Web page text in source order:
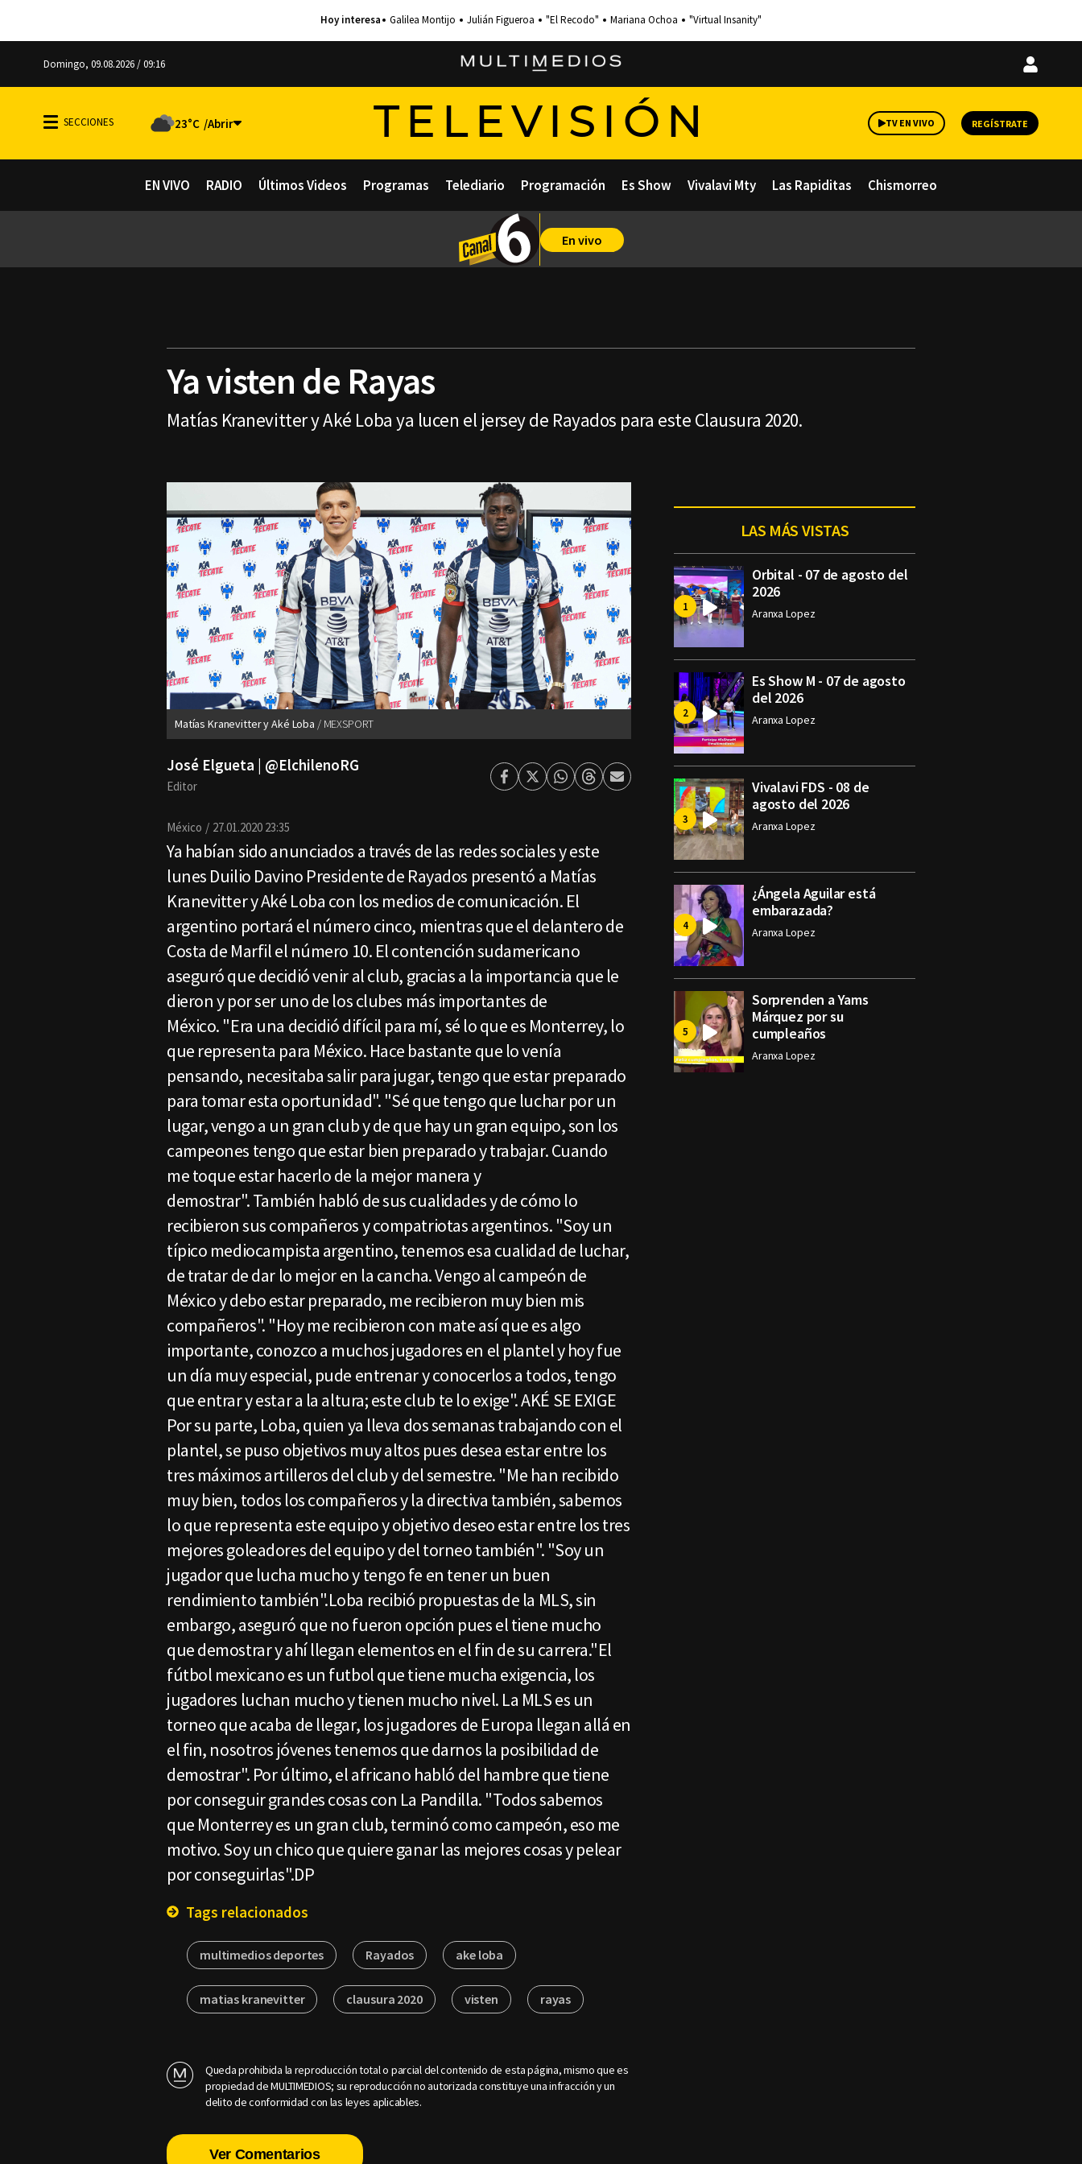
Galilea Montijo Julián Figueroa "El Recodo" Mariana Ochoa "Virtual Insanity"
Domingo, 09.08.2026 / 09:16
Iniciar
23°C TELEVISIÓN TV EN VIVO REGÍSTRATE
EN VIVO RADIO Últimos Videos Programas Telediario Programación Es Show Vivalavi Mty Las Rapiditas Chismorreo
En vivo
Ya visten de Rayas
Matías Kranevitter y Aké Loba ya lucen el jersey de Rayados para este Clausura 2020.
Matías Kranevitter y Aké Loba MEXSPORT
José Elgueta | @ElchilenoRG
Editor Facebook
TwitterWhatsapp
ThreadsEnviar
México 27.01.2020 23:35
Ya habían sido anunciados a través de las redes sociales y este
lunes Duilio Davino Presidente de Rayados presentó a Matías
Kranevitter y Aké Loba con los medios de comunicación. El
argentino portará el número cinco, mientras que el delantero de
Costa de Marfil el número 10. El contención sudamericano
aseguró que decidió venir al club, gracias a la importancia que le
dieron y por ser uno de los clubes más importantes de
México. "Era una decidió difícil para mí, sé lo que es Monterrey, lo
que representa para México. Hace bastante que lo venía
pensando, necesitaba salir para jugar, tengo que estar preparado
para tomar esta oportunidad". "Sé que tengo que luchar por un
lugar, vengo a un gran club y de que hay un gran equipo, son los
campeones tengo que estar bien preparado y trabajar. Cuando
me toque estar hacerlo de la mejor manera y
demostrar". También habló de sus cualidades y de cómo lo
recibieron sus compañeros y compatriotas argentinos. "Soy un
típico mediocampista argentino, tenemos esa cualidad de luchar,
de tratar de dar lo mejor en la cancha. Vengo al campeón de
México y debo estar preparado, me recibieron muy bien mis
compañeros". "Hoy me recibieron con mate así que es algo
importante, conozco a muchos jugadores en el plantel y hoy fue
un día muy especial, pude entrenar y conocerlos a todos, tengo
que entrar y estar a la altura; este club te lo exige". AKÉ SE EXIGE
Por su parte, Loba, quien ya lleva dos semanas trabajando con el
plantel, se puso objetivos muy altos pues desea estar entre los
tres máximos artilleros del club y del semestre. "Me han recibido
muy bien, todos los compañeros y la directiva también, sabemos
lo que representa este equipo y objetivo deseo estar entre los tres
mejores goleadores del equipo y del torneo también". "Soy un
jugador que lucha mucho y tengo fe en tener un buen
rendimiento también".Loba recibió propuestas de la MLS, sin
embargo, aseguró que no fueron opción pues el tiene mucho
que demostrar y ahí llegan elementos en el fin de su carrera."El
fútbol mexicano es un futbol que tiene mucha exigencia, los
jugadores luchan mucho y tienen mucho nivel. La MLS es un
torneo que acaba de llegar, los jugadores de Europa llegan allá en
el fin, nosotros jóvenes tenemos que darnos la posibilidad de
demostrar". Por último, el africano habló del hambre que tiene
por conseguir grandes cosas con La Pandilla. "Todos sabemos
que Monterrey es un gran club, terminó como campeón, eso me
motivo. Soy un chico que quiere ganar las mejores cosas y pelear
por conseguirlas".DP
Tags relacionados
multimedios deportes Rayados ake loba
matias kranevitter clausura 2020 visten rayas
Queda prohibida la reproducción total o parcial del contenido de esta página, mismo que es
propiedad de MULTIMEDIOS; su reproducción no autorizada constituye una infracción y un
delito de conformidad con las leyes aplicables.
Ver Comentarios
LAS MÁS VISTAS
Orbital - 07 de agosto del
2026
Aranxa Lopez
Es Show M - 07 de agosto
del 2026
Aranxa Lopez
Vivalavi FDS - 08 de
agosto del 2026
Aranxa Lopez
¿Ángela Aguilar está
embarazada?
Aranxa Lopez
Sorprenden a Yams
Márquez por su
cumpleaños
Aranxa Lopez